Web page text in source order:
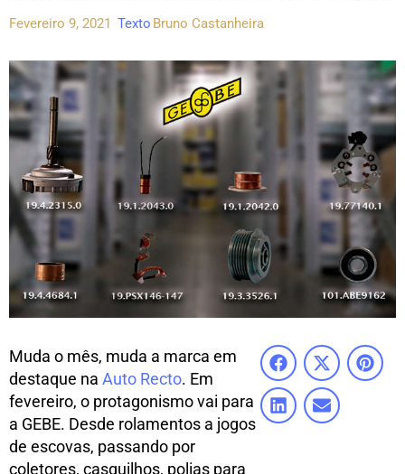
Fevereiro 9, 2021 Texto Bruno Castanheira
Muda o mês, muda a marca em
destaque na Auto Recto. Em
fevereiro, o protagonismo vai para
a GEBE. Desde rolamentos a jogos
de escovas, passando por
coletores, casquilhos, polias para